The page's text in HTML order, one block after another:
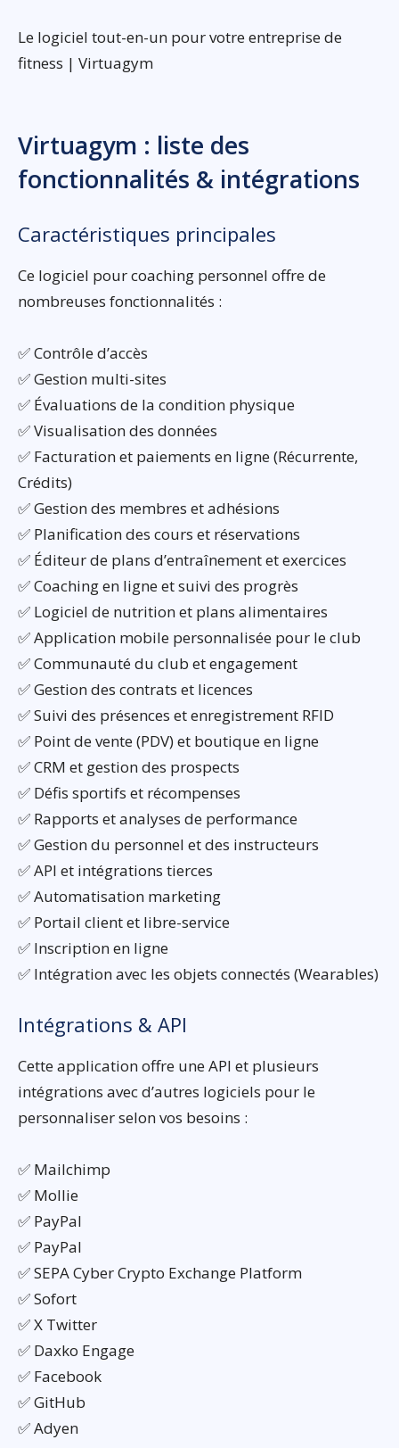
Le logiciel tout-en-un pour votre entreprise de
fitness | Virtuagym
Virtuagym : liste des
fonctionnalités & intégrations
Caractéristiques principales
Ce logiciel pour coaching personnel offre de
nombreuses fonctionnalités :
✅ Contrôle d’accès
✅ Gestion multi-sites
✅ Évaluations de la condition physique
✅ Visualisation des données
✅ Facturation et paiements en ligne (Récurrente,
Crédits)
✅ Gestion des membres et adhésions
✅ Planification des cours et réservations
✅ Éditeur de plans d’entraînement et exercices
✅ Coaching en ligne et suivi des progrès
✅ Logiciel de nutrition et plans alimentaires
✅ Application mobile personnalisée pour le club
✅ Communauté du club et engagement
✅ Gestion des contrats et licences
✅ Suivi des présences et enregistrement RFID
✅ Point de vente (PDV) et boutique en ligne
✅ CRM et gestion des prospects
✅ Défis sportifs et récompenses
✅ Rapports et analyses de performance
✅ Gestion du personnel et des instructeurs
✅ API et intégrations tierces
✅ Automatisation marketing
✅ Portail client et libre-service
✅ Inscription en ligne
✅ Intégration avec les objets connectés (Wearables)
Intégrations & API
Cette application offre une API et plusieurs
intégrations avec d’autres logiciels pour le
personnaliser selon vos besoins :
✅ Mailchimp
✅ Mollie
✅ PayPal
✅ PayPal
✅ SEPA Cyber Crypto Exchange Platform
✅ Sofort
✅ X Twitter
✅ Daxko Engage
✅ Facebook
✅ GitHub
✅ Adyen